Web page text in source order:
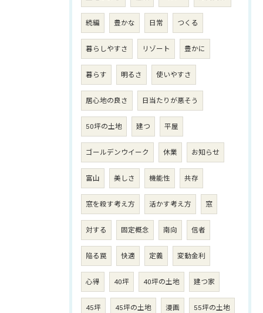
続編 豊かな 日常 つくる
暮らしやすさ リゾート 豊かに
暮らす 明るさ 使いやすさ
居心地の良さ 日当たりが悪そう
50坪の土地 建つ 平屋
ゴールデンウイーク 休業 お知らせ
富山 美しさ 機能性 共存
窓を殺す考え方 活かす考え方 窓
対する 固定概念 南向 信者
陥る罠 快適 定義 変動金利
心得 40坪 40坪の土地 建つ家
45坪 45坪の土地 漫画 55坪の土地